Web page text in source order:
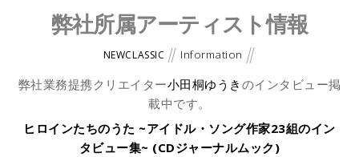
弊社所属アーティスト情報
NEWCLASSIC Information
弊社業務提携クリエイター小田桐ゆうき のインタビュー掲
載中です。
ヒロインたちのうた ~アイドル・ソング作家23組のイン
タビュー集~ (CDジャーナルムック)